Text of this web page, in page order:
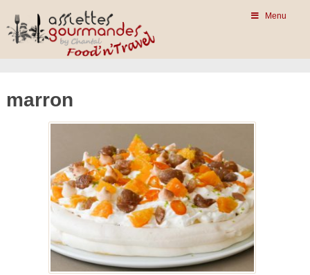
Menu
marron